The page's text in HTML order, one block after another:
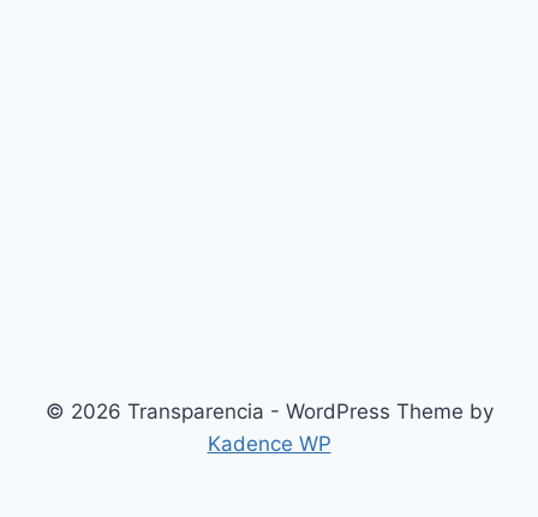
© 2026 Transparencia - WordPress Theme by
Kadence WP